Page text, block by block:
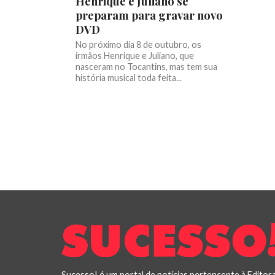
preparam para gravar novo
DVD
No próximo dia 8 de outubro, os
irmãos Henrique e Juliano, que
nasceram no Tocantins, mas tem sua
história musical toda feita...